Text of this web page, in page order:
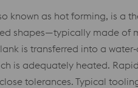
known as hot forming, is a
shapes—typically made of
is transferred into a
is adequately heated.
tolerances. Typical